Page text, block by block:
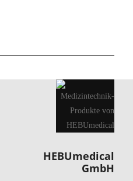
HEBUmedical
GmbH